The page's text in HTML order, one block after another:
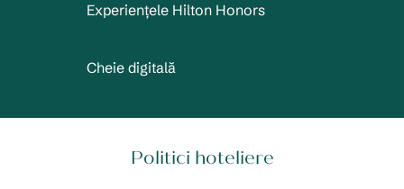
Experiențele Hilton Honors
Cheie digitală
Politici hoteliere